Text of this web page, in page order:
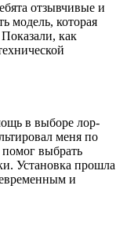
отзывчивые и
модель, которая
как
в выборе лор-
меня по
выбрать
Установка прошла
и